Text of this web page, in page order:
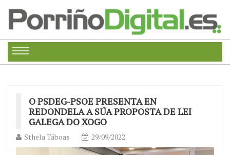
O PSDEG-PSOE PRESENTA EN
REDONDELA A SÚA PROPOSTA DE LEI
GALEGA DO XOGO
Sthela Táboas 29/09/2022